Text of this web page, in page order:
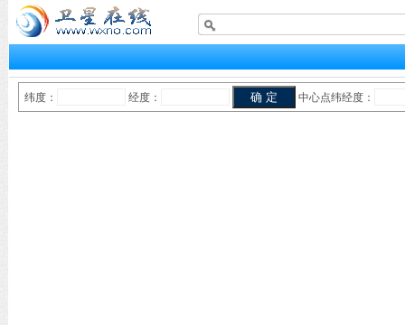
纬度： 经度： 中心点纬经度：